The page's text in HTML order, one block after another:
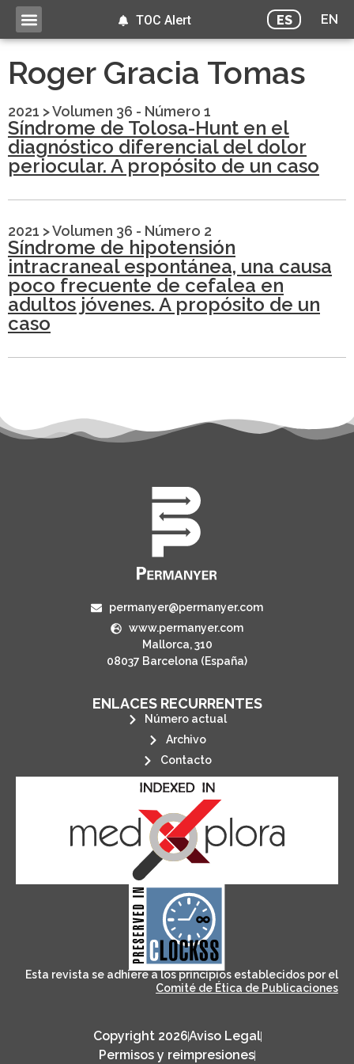
ES EN
TOC Alert
Roger Gracia Tomas
2021 >Volumen 36 - Número 1
Síndrome de Tolosa-Hunt en el
diagnóstico diferencial del dolor
periocular. A propósito de un caso
2021 >Volumen 36 - Número 2
Síndrome de hipotensión
intracraneal espontánea, una causa
poco frecuente de cefalea en
adultos jóvenes. A propósito de un
caso
permanyer@permanyer.com
www.permanyer.com
Mallorca, 310
08037 Barcelona (España)
ENLACES RECURRENTES
Número actual
Archivo
Contacto
CLOCKSS is a dak archive that
ensures the long-term survival
of web-based scholary
publications, governed by and for
its stakeholders.
Esta revista se adhiere a los principios establecidos por el
Comité de Ética de Publicaciones
Copyright 2026Aviso Legal
Permisos y reimpresiones